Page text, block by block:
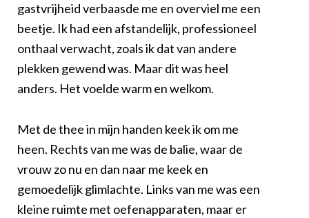
gastvrijheid verbaasde me en overviel me een
beetje. Ik had een afstandelijk, professioneel
onthaal verwacht, zoals ik dat van andere
plekken gewend was. Maar dit was heel
anders. Het voelde warm en welkom.
Met de thee in mijn handen keek ik om me
heen. Rechts van me was de balie, waar de
vrouw zo nu en dan naar me keek en
gemoedelijk glimlachte. Links van me was een
kleine ruimte met oefenapparaten, maar er